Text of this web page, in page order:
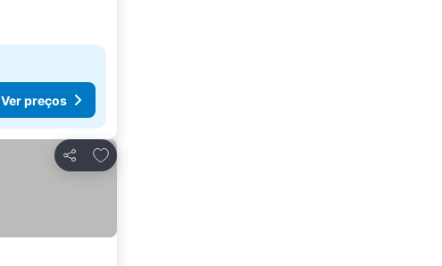
Ver preços
Partilhar
Adicionar aos favoritos